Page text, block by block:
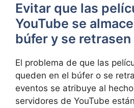
Evitar que las
YouTube se
búfer y se retrasen
El problema de que las
queden en el búfer o se
eventos se atribuye al
servidores de YouTube